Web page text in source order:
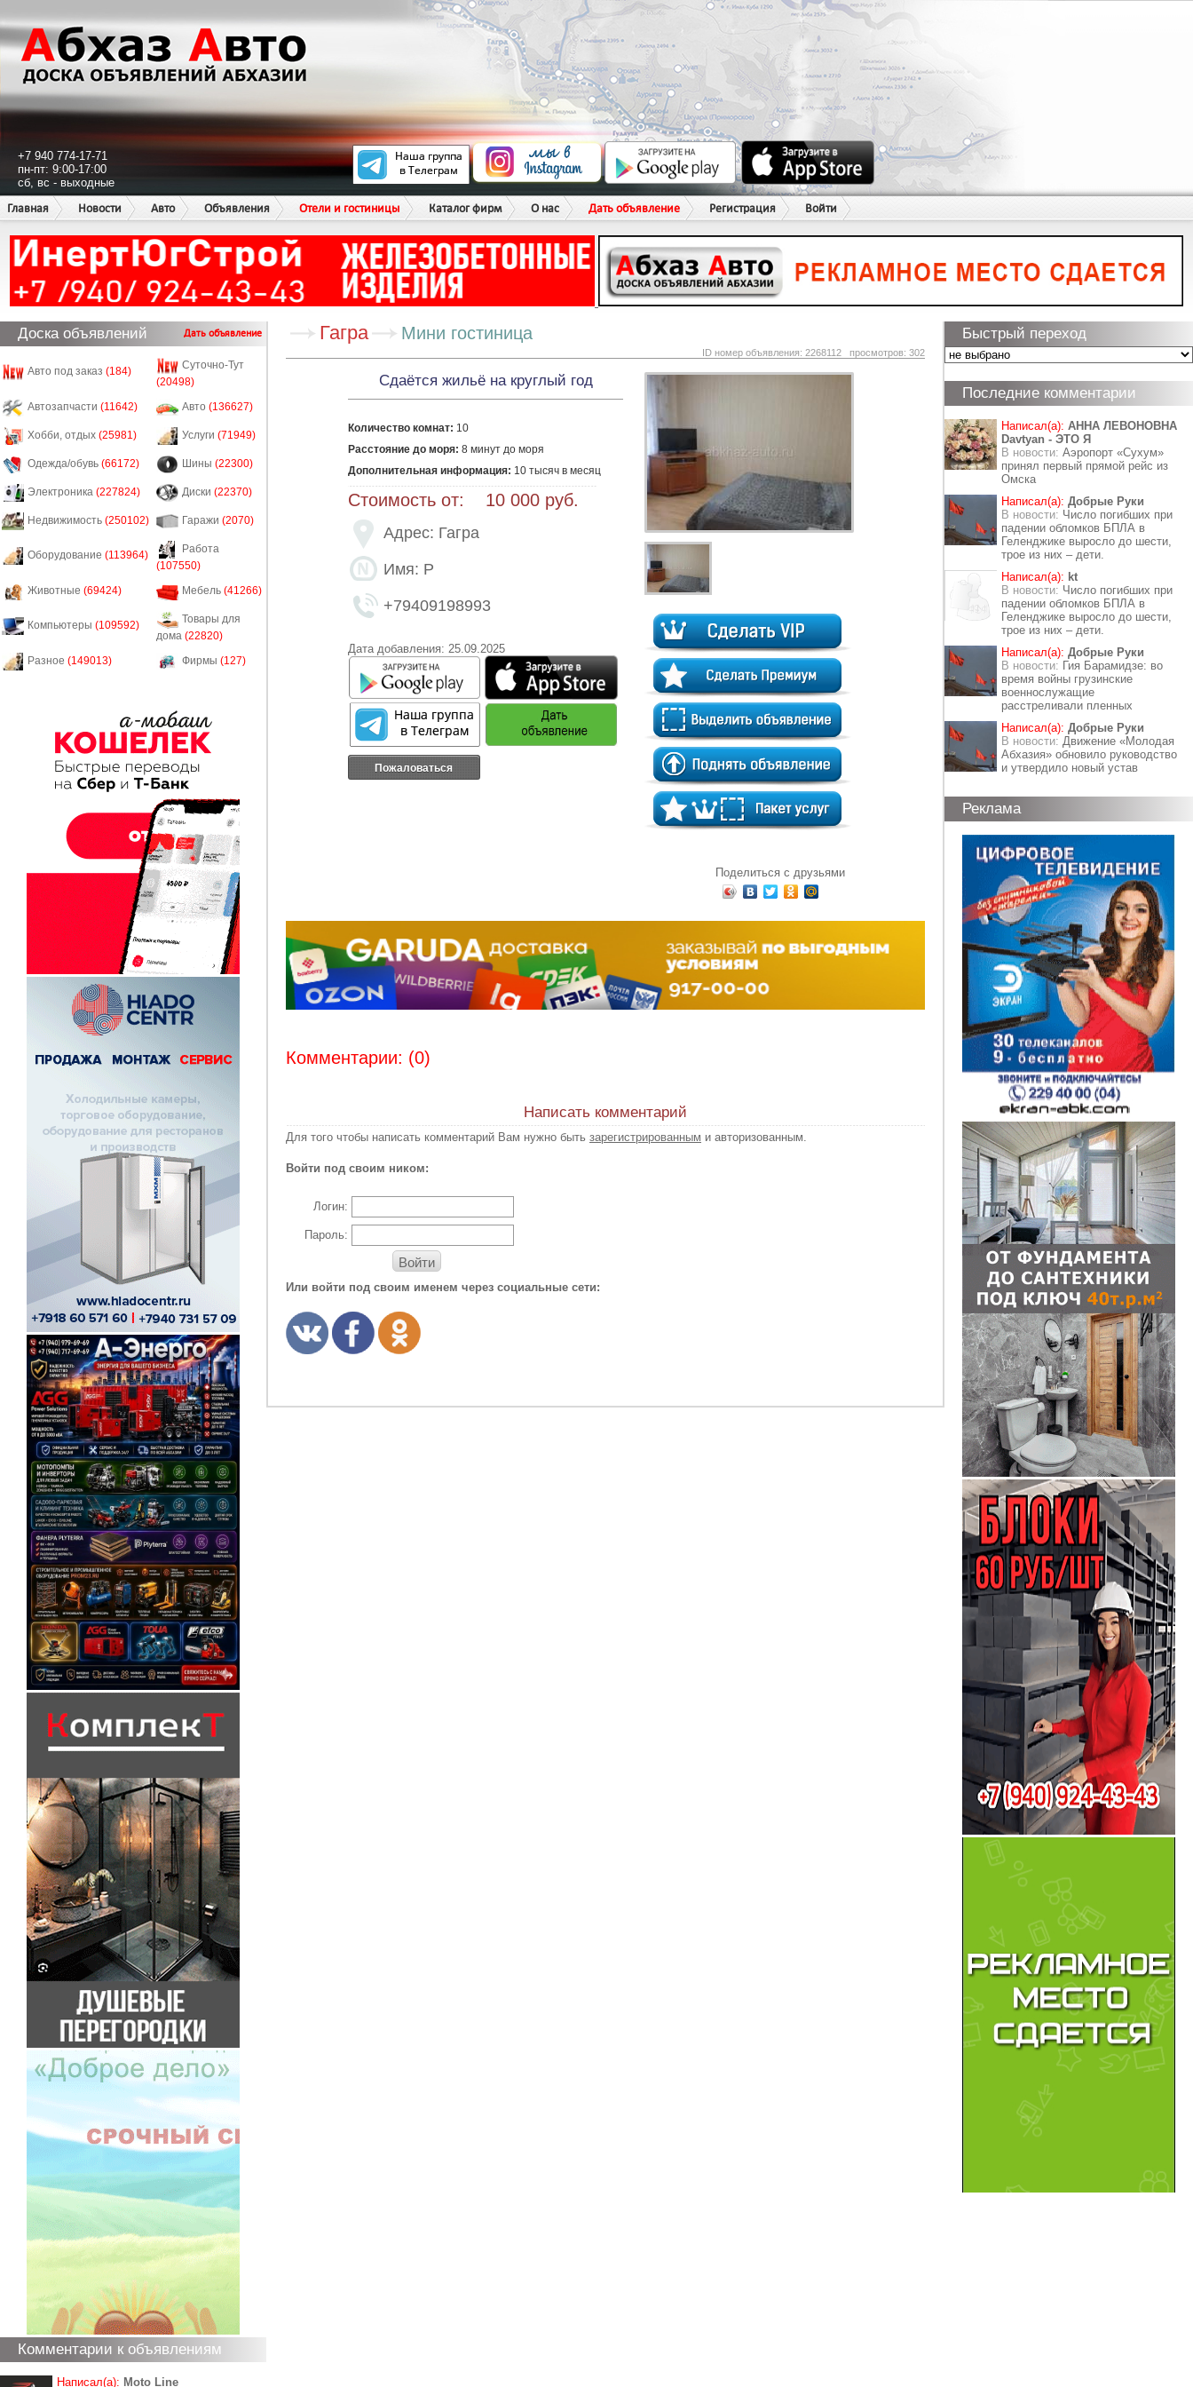
+7 940 774-17-71
пн-пт: 9:00-17:00
сб, вс - выходные
Главная
Новости Авто Объявления Отели и гостиницы Каталог фирм О нас Дать объявление Регистрация Войти
Доска объявлений Дать объявление
Авто под заказ (184)
Суточно-Тут
(20498)
Автозапчасти (11642) Авто (136627)
Хобби, отдых (25981) Услуги (71949)
Одежда/обувь (66172) Шины (22300)
Электроника (227824) Диски (22370)
Недвижимость (250102) Гаражи (2070)
Оборудование (113964)
Работа
(107550)
Животные (69424) Мебель (41266)
Компьютеры (109592)
Товары для
дома (22820)
Разное (149013) Фирмы (127)
Комментарии к объявлениям
Написал(а): Moto Line
Гагра Мини гостиница
ID номер объявления: 2268112 просмотров: 302
Сдаётся жильё на круглый год
Количество комнат: 10
Расстояние до моря: 8 минут до моря
Дополнительная информация: 10 тысяч в месяц
Стоимость от: 10 000 руб.
Адрес: Гагра
Имя: Р
+79409198993
Дата добавления: 25.09.2025
Пожаловаться
Поделиться с друзьями
Комментарии: (0)
Написать комментарий
Для того чтобы написать комментарий Вам нужно быть зарегистрированным и авторизованным.
Войти под своим ником:
Логин:
Пароль:
Войти
Или войти под своим именем через социальные сети:
Быстрый переход
Последние комментарии
Написал(а): АННА ЛЕВОНОВНА
Davtyan - ЭТО Я
В новости: Аэропорт «Сухум»
принял первый прямой рейс из
Омска
Написал(а): Добрые Руки
В новости: Число погибших при
падении обломков БПЛА в
Геленджике выросло до шести,
трое из них – дети.
Написал(а): kt
В новости: Число погибших при
падении обломков БПЛА в
Геленджике выросло до шести,
трое из них – дети.
Написал(а): Добрые Руки
В новости: Гия Барамидзе: во
время войны грузинские
военнослужащие
расстреливали пленных
Написал(а): Добрые Руки
В новости: Движение «Молодая
Абхазия» обновило руководство
и утвердило новый устав
Реклама